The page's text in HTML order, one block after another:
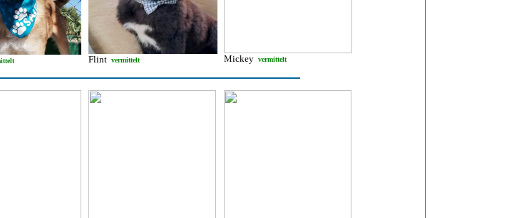
Flint vermittelt Mickey vermittelt